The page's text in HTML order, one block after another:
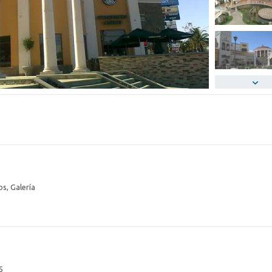
Galería